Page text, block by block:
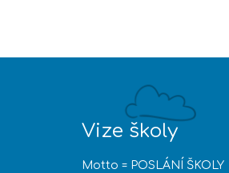
Vize školy
Motto = POSLÁNÍ ŠKOLY